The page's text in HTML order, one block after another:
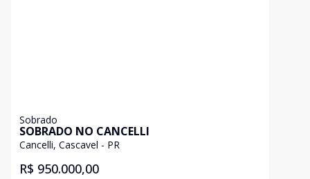
Sobrado
SOBRADO NO CANCELLI
Cancelli, Cascavel - PR
R$ 950.000,00